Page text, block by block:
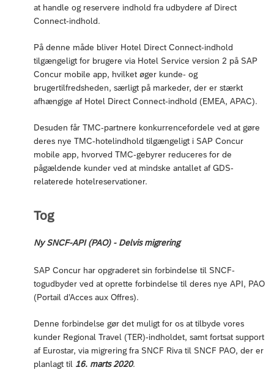
at handle og reservere indhold fra udbydere af Direct
Connect-indhold.
På denne måde bliver Hotel Direct Connect-indhold
tilgængeligt for brugere via Hotel Service version 2 på SAP
Concur mobile app, hvilket øger kunde- og
brugertilfredsheden, særligt på markeder, der er stærkt
afhængige af Hotel Direct Connect-indhold (EMEA, APAC).
Desuden får TMC-partnere konkurrencefordele ved at gøre
deres nye TMC-hotelindhold tilgængeligt i SAP Concur
mobile app, hvorved TMC-gebyrer reduceres for de
pågældende kunder ved at mindske antallet af GDS-
relaterede hotelreservationer.
Tog
Ny SNCF-API (PAO) - Delvis migrering
SAP Concur har opgraderet sin forbindelse til SNCF-
togudbyder ved at oprette forbindelse til deres nye API, PAO
(Portail d’Acces aux Offres).
Denne forbindelse gør det muligt for os at tilbyde vores
kunder Regional Travel (TER)-indholdet, samt fortsat support
af Eurostar, via migrering fra SNCF Riva til SNCF PAO, der er
planlagt til 16. marts 2020.